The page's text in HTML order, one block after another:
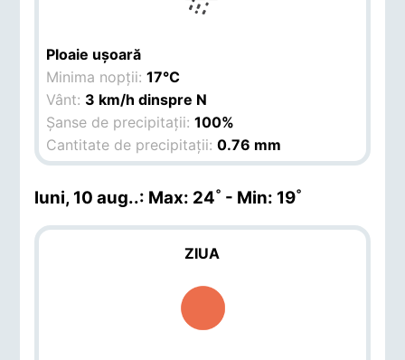
Ploaie ușoară
Minima nopții:17°C
Vânt: 3 km/h dinspre N
Șanse de precipitații:100%
Cantitate de precipitații:0.76 mm
luni, 10 aug..: Max: 24˚ - Min: 19˚
ZIUA